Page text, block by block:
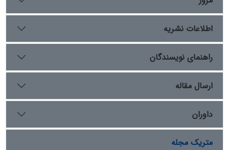
ایران و بریتانیا، ایران و روسیه و یا روابط ایران و
امیرنشین‌های افغان بررسی کرده‌اند، آن را در چارجوب بازی
بزرگ روسیه و بریتانیا بررسی و تحلیل کرده است.
اطلاعات نشریه
راهنمای نویسندگان
ارسال مقاله
داوران
متریک مجله